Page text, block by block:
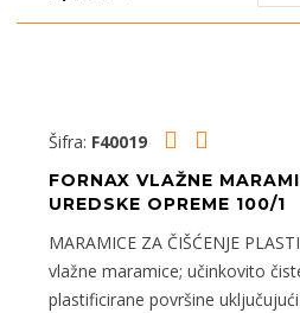
Šifra: F40019
FORNAX VLAŽNE
UREDSKE OPREME 100/1
MARAMICE ZA ČIŠĆENJE
vlažne maramice; učinkovito
plastificirane površine